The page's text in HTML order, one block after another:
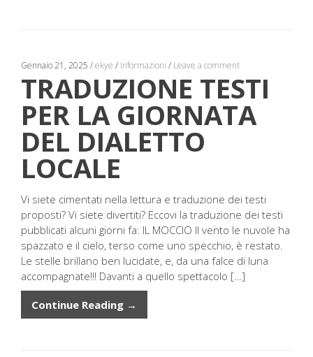
Gennaio 21, 2025 /ekye / Informazioni / Leave a comment
TRADUZIONE TESTI
PER LA GIORNATA
DEL DIALETTO
LOCALE
Vi siete cimentati nella lettura e traduzione dei testi
proposti? Vi siete divertiti? Eccovi la traduzione dei testi
pubblicati alcuni giorni fa: IL MOCCIO Il vento le nuvole ha
spazzato e il cielo, terso come uno specchio, è restato.
Le stelle brillano ben lucidate, e, da una falce di luna
accompagnate!!! Davanti a quello spettacolo […]
Continue Reading →